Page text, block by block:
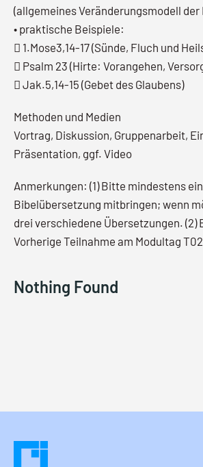
(allgemeines Veränderungsmodell der
• praktische Beispiele:
 1.Mose3,14-17 (Sünde, Fluch und
 Psalm 23 (Hirte: Vorangehen,
 Jak.5,14-15 (Gebet des Glaubens)
Methoden und Medien
Vortrag, Diskussion, Gruppenarbeit,
Präsentation, ggf. Video
Anmerkungen: (1) Bitte mindestens
Bibelübersetzung mitbringen; wenn
drei verschiedene Übersetzungen. (2)
Vorherige Teilnahme am Modultag T02
Nothing Found